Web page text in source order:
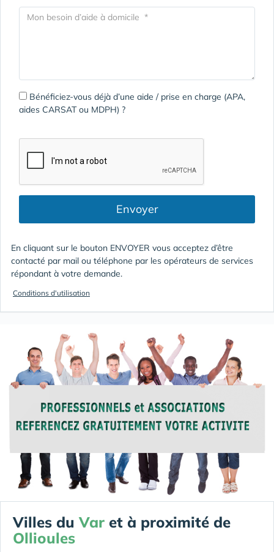
Bénéficiez-vous déjà d’une aide / prise en charge (APA,
aides CARSAT ou MDPH) ?
Envoyer
En cliquant sur le bouton ENVOYER vous acceptez d’être
contacté par mail ou téléphone par les opérateurs de services
répondant à votre demande.
Conditions d'utilisation
Villes du Var et à proximité de
Ollioules